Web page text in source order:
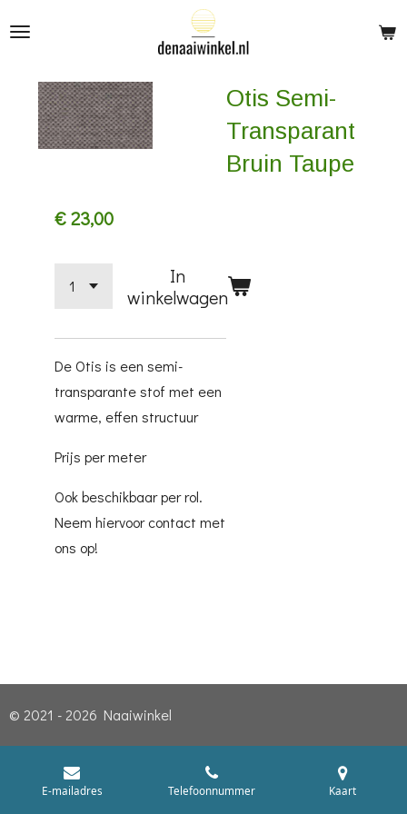
hoofdinhoud
Otis Semi-
Transparant
Bruin Taupe
€ 23,00
In
winkelwagen
De Otis is een semi-
transparante stof met een
warme, effen structuur
Prijs per meter
Ook beschikbaar per rol.
Neem hiervoor contact met
ons op!
© 2021 - 2026 Naaiwinkel
E-mailadres Telefoonnummer Kaart